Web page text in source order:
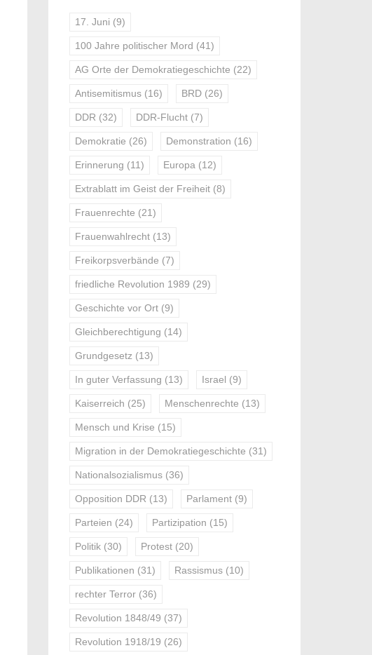
17. Juni (9)
100 Jahre politischer Mord (41)
AG Orte der Demokratiegeschichte (22)
Antisemitismus (16) BRD (26)
DDR (32) DDR-Flucht (7)
Demokratie (26) Demonstration (16)
Erinnerung (11) Europa (12)
Extrablatt im Geist der Freiheit (8)
Frauenrechte (21)
Frauenwahlrecht (13)
Freikorpsverbände (7)
friedliche Revolution 1989 (29)
Geschichte vor Ort (9)
Gleichberechtigung (14)
Grundgesetz (13)
In guter Verfassung (13) Israel (9)
Kaiserreich (25) Menschenrechte (13)
Mensch und Krise (15)
Migration in der Demokratiegeschichte (31)
Nationalsozialismus (36)
Opposition DDR (13) Parlament (9)
Parteien (24) Partizipation (15)
Politik (30) Protest (20)
Publikationen (31) Rassismus (10)
rechter Terror (36)
Revolution 1848/49 (37)
Revolution 1918/19 (26)